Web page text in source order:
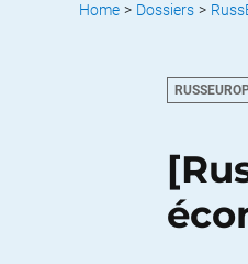
Home > Dossiers >